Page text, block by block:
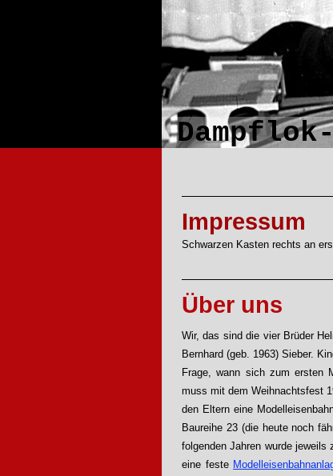
Impressum
Schwarzen Kasten rechts an
Über uns
Wir, das sind die vier Brüder
Bernhard (geb. 1963) Sieber.
Frage, wann sich zum ersten
muss mit dem Weihnachtsfest
den Eltern eine
Baureihe 23 (die heute noch
folgenden Jahren wurde jeweils
eine feste